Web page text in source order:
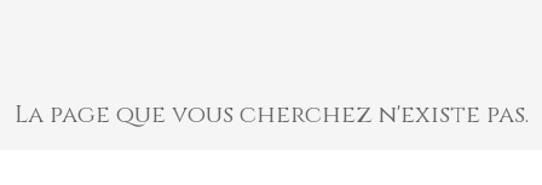
La page que vous cherchez n'existe pas.